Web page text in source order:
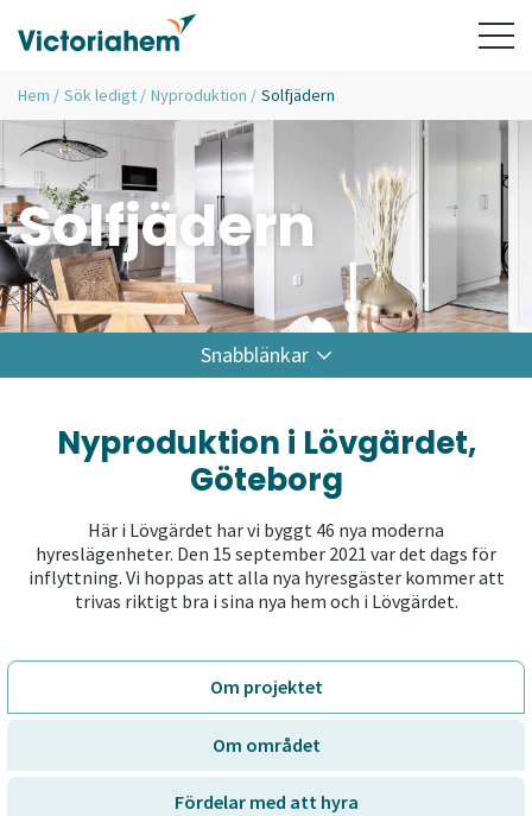
Hem / Sök ledigt / Nyproduktion / Solfjädern
Solfjädern
Snabblänkar
Nyproduktion i Lövgärdet,
Göteborg
Här i Lövgärdet har vi byggt 46 nya moderna
hyreslägenheter. Den 15 september 2021 var det dags för
inflyttning. Vi hoppas att alla nya hyresgäster kommer att
trivas riktigt bra i sina nya hem och i Lövgärdet.
Om projektet
Om området
Fördelar med att hyra